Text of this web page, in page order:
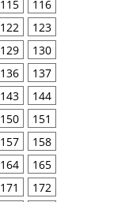
115
116
122
123
129
130
136
137
143
144
150
151
157
158
164
165
171
172